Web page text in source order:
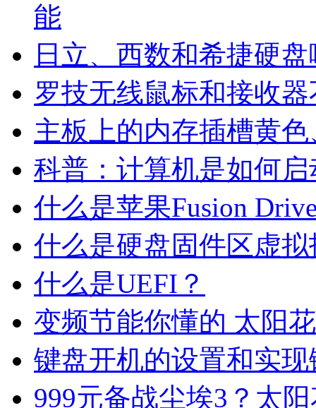
能
日立、西数和希捷硬
罗技无线鼠标和接收
主板上的内存插槽黄
科普：计算机是如何
什么是苹果Fusion
什么是硬盘固件区虚
什么是UEFI？
变频节能你懂的 太阳
键盘开机的设置和实
999元备战尘埃3？太